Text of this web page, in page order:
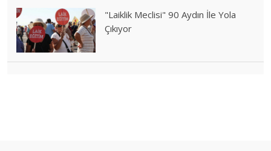
"Laiklik Meclisi" 90 Aydın İle Yola
Çıkıyor